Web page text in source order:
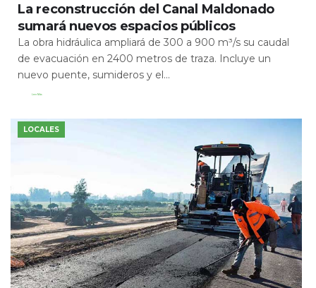
La reconstrucción del Canal Maldonado
sumará nuevos espacios públicos
La obra hidráulica ampliará de 300 a 900 m³/s su caudal
de evacuación en 2400 metros de traza. Incluye un
nuevo puente, sumideros y el...
Leer Más
LOCALES